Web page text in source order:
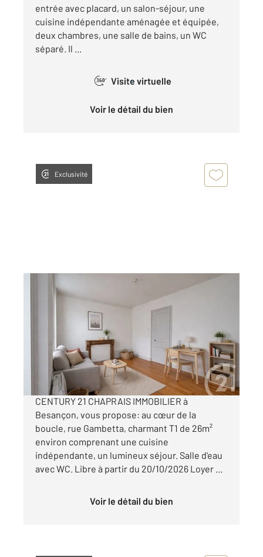
entrée avec placard, un salon-séjour, une
cuisine indépendante aménagée et équipée,
deux chambres, une salle de bains, un WC
séparé. Il ...
360° Visite virtuelle
Voir le détail du bien
Exclusivité
BESANCON 25
26,26 m
Appartement F1 à louer
440 €
par mois charges comprises
CENTURY 21 CHAPRAIS IMMOBILIER à
Besançon, vous propose: au cœur de la
boucle, rue Gambetta, charmant T1 de 26m²
environ comprenant une cuisine
indépendante, un lumineux séjour. Salle d'eau
avec WC. Libre à partir du 20/10/2026 Loyer ...
Voir le détail du bien